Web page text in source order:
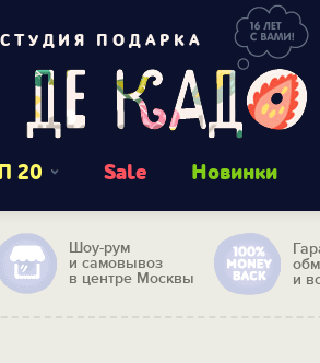
СТУДИЯ ПОДАРКА
20 Sale Новинки
Шоу-рум
и самовывоз
в центре Москвы
и